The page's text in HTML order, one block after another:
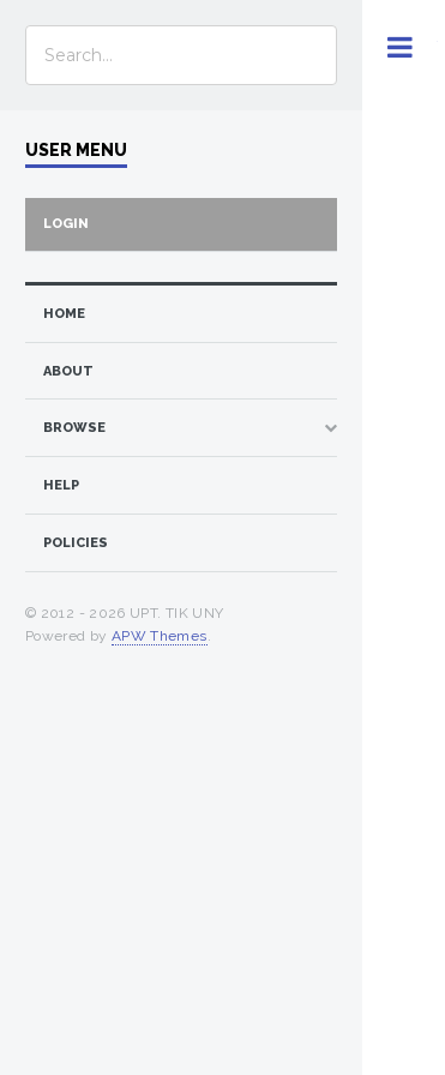
USER MENU
LOGIN
HOME
ABOUT
BROWSE
HELP
POLICIES
© 2012 - 2026 UPT. TIK UNY
Powered by APW Themes